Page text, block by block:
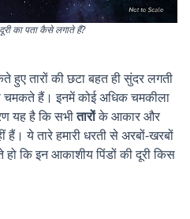
का पता कैसे लगाते हैं?
तारों की छटा बहत ही सुंदर लगती
चमकते हैं। इनमें कोई अधिक चमकीला
यह है कि सभीतारोंके आकार और
हैं। ये तारे हमारी धरती से अरबों-खरबों
कि इन आकाशीय पिंडों की दूरी किस